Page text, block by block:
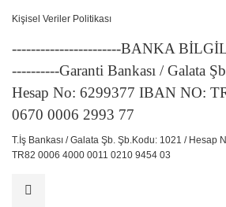
Kişisel Veriler Politikası
-----------------------BANKA
----------Garanti Bankası / Galata
Hesap No: 6299377 IBAN NO:
0670 0006 2993 77
T.İş Bankası / Galata Şb. Şb.Kodu: 1021 / Hesap
TR82 0006 4000 0011 0210 9454 03